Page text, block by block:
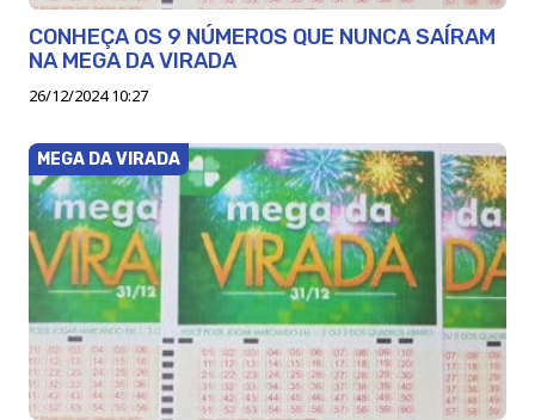
CONHEÇA OS 9 NÚMEROS QUE NUNCA SAÍRAM
NA MEGA DA VIRADA
26/12/2024 10:27
MEGA DA VIRADA